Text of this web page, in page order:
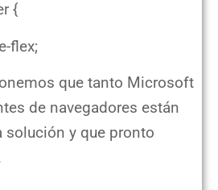
{
flex;
que tanto Microsoft
de navegadores están
solución y que pronto